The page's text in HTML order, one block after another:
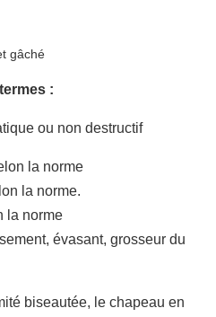
gâché
:
ou non destructif
la norme
la norme.
la norme
évasant, grosseur du
biseautée, le chapeau en